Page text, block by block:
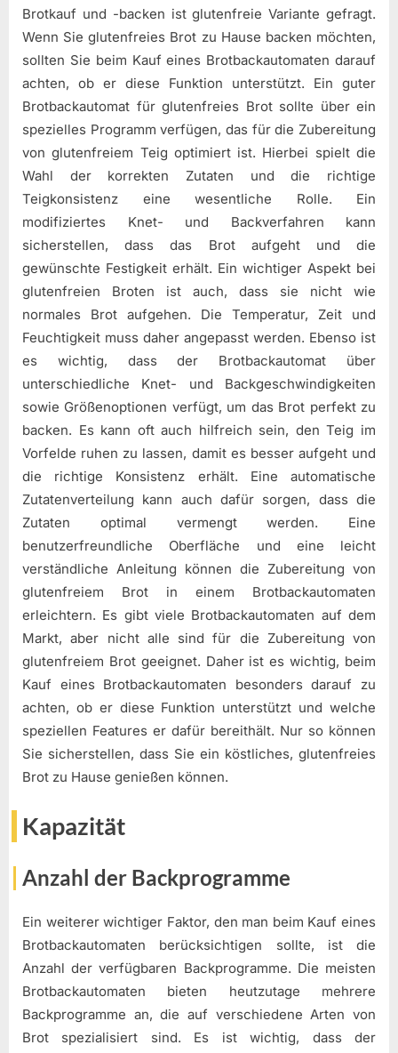
Brotkauf und -backen ist glutenfreie Variante gefragt.
Wenn Sie glutenfreies Brot zu Hause backen möchten,
sollten Sie beim Kauf eines Brotbackautomaten darauf
achten, ob er diese Funktion unterstützt. Ein guter
Brotbackautomat für glutenfreies Brot sollte über ein
spezielles Programm verfügen, das für die Zubereitung
von glutenfreiem Teig optimiert ist. Hierbei spielt die
Wahl der korrekten Zutaten und die richtige
Teigkonsistenz eine wesentliche Rolle. Ein
modifiziertes Knet- und Backverfahren kann
sicherstellen, dass das Brot aufgeht und die
gewünschte Festigkeit erhält. Ein wichtiger Aspekt bei
glutenfreien Broten ist auch, dass sie nicht wie
normales Brot aufgehen. Die Temperatur, Zeit und
Feuchtigkeit muss daher angepasst werden. Ebenso ist
es wichtig, dass der Brotbackautomat über
unterschiedliche Knet- und Backgeschwindigkeiten
sowie Größenoptionen verfügt, um das Brot perfekt zu
backen. Es kann oft auch hilfreich sein, den Teig im
Vorfelde ruhen zu lassen, damit es besser aufgeht und
die richtige Konsistenz erhält. Eine automatische
Zutatenverteilung kann auch dafür sorgen, dass die
Zutaten optimal vermengt werden. Eine
benutzerfreundliche Oberfläche und eine leicht
verständliche Anleitung können die Zubereitung von
glutenfreiem Brot in einem Brotbackautomaten
erleichtern. Es gibt viele Brotbackautomaten auf dem
Markt, aber nicht alle sind für die Zubereitung von
glutenfreiem Brot geeignet. Daher ist es wichtig, beim
Kauf eines Brotbackautomaten besonders darauf zu
achten, ob er diese Funktion unterstützt und welche
speziellen Features er dafür bereithält. Nur so können
Sie sicherstellen, dass Sie ein köstliches, glutenfreies
Brot zu Hause genießen können.
Kapazität
Anzahl der Backprogramme
Ein weiterer wichtiger Faktor, den man beim Kauf eines
Brotbackautomaten berücksichtigen sollte, ist die
Anzahl der verfügbaren Backprogramme. Die meisten
Brotbackautomaten bieten heutzutage mehrere
Backprogramme an, die auf verschiedene Arten von
Brot spezialisiert sind. Es ist wichtig, dass der